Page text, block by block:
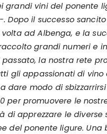
grandi vini del ponente
-. Dopo il successo
ad Albenga, e la
grandi numeri e
la nostra rete
gli appassionati di vino
dare modo di
per promuovere le
di apprezzare le
del ponente ligure. Una